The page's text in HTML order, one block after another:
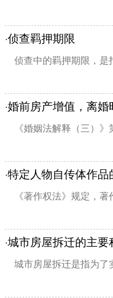
·侦查羁押期限
侦查中的羁押期限，是
·婚前房产增值，离婚
《婚姻法解释（三）
·特定人物自传体作品
《著作权法》规定，
·城市房屋拆迁的主要
城市房屋拆迁是指为了